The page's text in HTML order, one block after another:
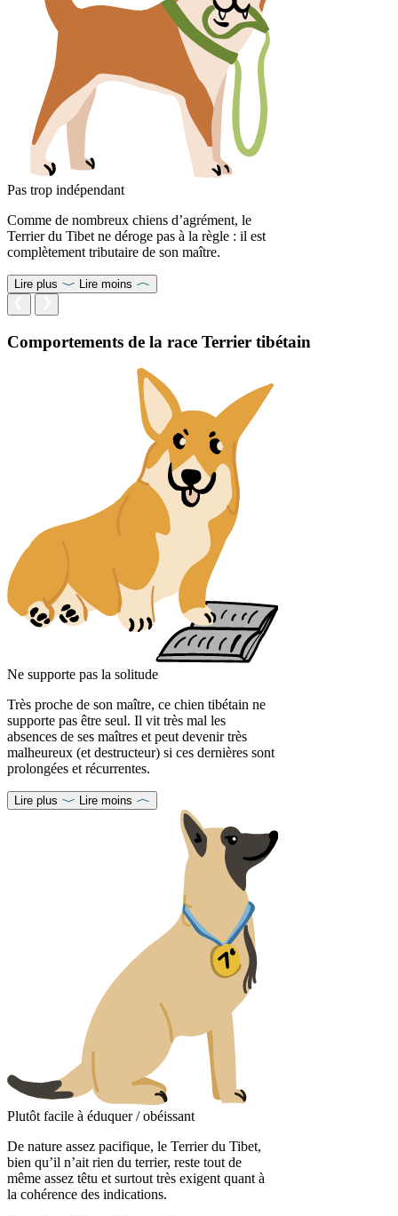
Pas trop indépendant
Comme de nombreux chiens d’agrément, le
Terrier du Tibet ne déroge pas à la règle : il est
complètement tributaire de son maître.
Lire plus Lire moins
Comportements de la race Terrier tibétain
Ne supporte pas la solitude
Très proche de son maître, ce chien tibétain ne
supporte pas être seul. Il vit très mal les
absences de ses maîtres et peut devenir très
malheureux (et destructeur) si ces dernières sont
prolongées et récurrentes.
Lire plus Lire moins
Plutôt facile à éduquer / obéissant
De nature assez pacifique, le Terrier du Tibet,
bien qu’il n’ait rien du terrier, reste tout de
même assez têtu et surtout très exigent quant à
la cohérence des indications.